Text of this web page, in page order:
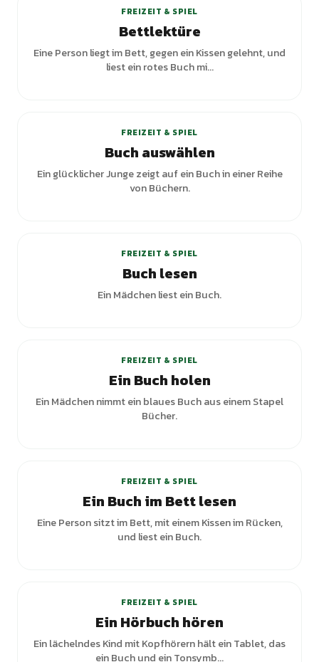
FREIZEIT & SPIEL
Bettlektüre
Eine Person liegt im Bett, gegen ein Kissen gelehnt, und
liest ein rotes Buch mi...
FREIZEIT & SPIEL
Buch auswählen
Ein glücklicher Junge zeigt auf ein Buch in einer Reihe
von Büchern.
FREIZEIT & SPIEL
Buch lesen
Ein Mädchen liest ein Buch.
FREIZEIT & SPIEL
Ein Buch holen
Ein Mädchen nimmt ein blaues Buch aus einem Stapel
Bücher.
FREIZEIT & SPIEL
Ein Buch im Bett lesen
Eine Person sitzt im Bett, mit einem Kissen im Rücken,
und liest ein Buch.
FREIZEIT & SPIEL
Ein Hörbuch hören
Ein lächelndes Kind mit Kopfhörern hält ein Tablet, das
ein Buch und ein Tonsymb...